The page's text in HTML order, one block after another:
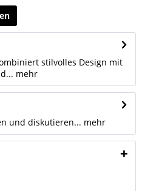
stilvolles Design mit
mehr
und diskutieren... mehr